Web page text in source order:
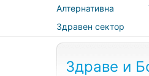
Алтернативна
медицина
Здравен сектор
Здраве и